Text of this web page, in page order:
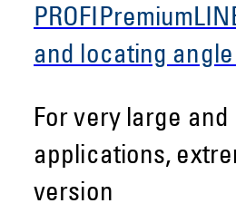
and locating angle
For very large and
applications,
version